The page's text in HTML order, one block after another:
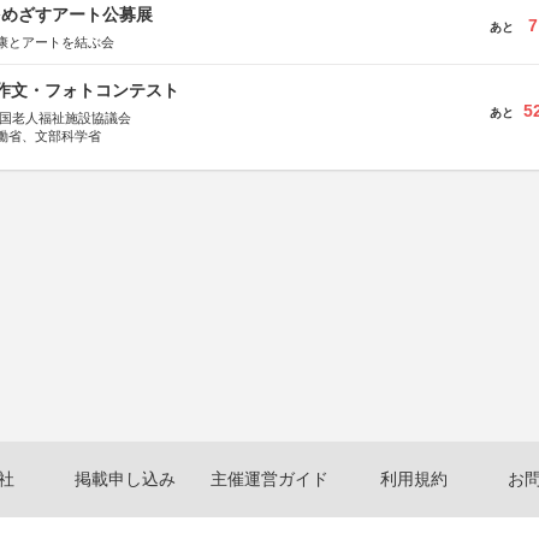
ざすアート公募展
とアートを結ぶ会
あと 7
文・フォトコンテスト
老人福祉施設協議会
省、文部科学省
あと
掲載申し込み 主催運営ガイド 利用規約 お